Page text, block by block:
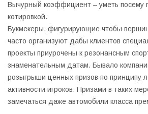
Вычурный коэффициент – уметь посему
котировкой.
Букмекеры, фигурирующие чтобы
часто организуют дабы клиентов
проекты приурочены к резонансным
знаменательным датам. Бывало
розыгрыши ценных призов по принципу
активности игроков. Призами в таких
замечаться даже автомобили класса